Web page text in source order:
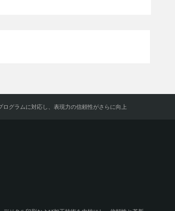
グラムに対応し、表現力の信頼性がさらに向上